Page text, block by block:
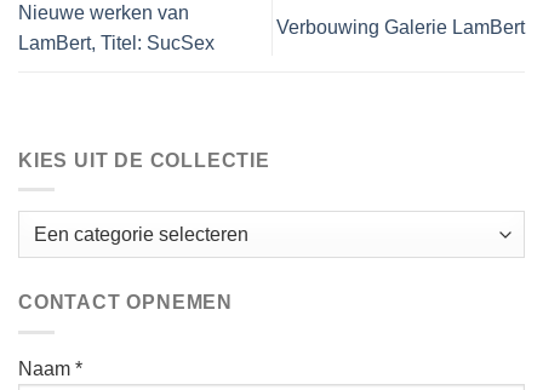
Nieuwe werken van
LamBert, Titel: SucSex
Verbouwing Galerie LamBert
KIES UIT DE COLLECTIE
CONTACT OPNEMEN
Naam *